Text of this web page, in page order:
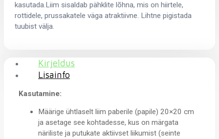
kasutada.Liim sisaldab pähklite lõhna, mis on hiirtele,
rottidele, prussakatele väga atraktiivne. Lihtne pigistada
tuubist välja.
Kirjeldus
Lisainfo
Kasutamine:
Määrige ühtlaselt liim paberile (papile) 20×20 cm
ja asetage see kohtadesse, kus on märgata
näriliste ja putukate aktiivset liikumist (seinte